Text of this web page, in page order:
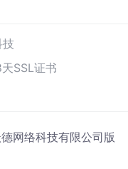
技
SSL证书
网络科技有限公司版